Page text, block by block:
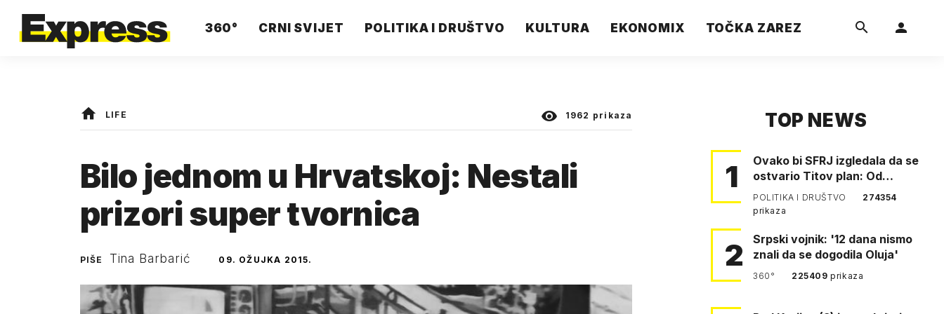
360° CRNI SVIJET POLITIKA I DRUŠTVO KULTURA EKONOMIX TOČKA ZAREZ
LIFE 1962 prikaza
Bilo jednom u Hrvatskoj: Nestali
prizori super tvornica
PIŠE Tina Barbarić 09. OŽUJKA 2015.
TOP NEWS
1
Ovako bi SFRJ izgledala da se
ostvario Titov plan: Od
Klagenfurta do Istanbula!
POLITIKA I DRUŠTVO
274354
prikaza
2
Srpski vojnik: '12 dana nismo
znali da se dogodila Oluja'
360° 225409prikaza